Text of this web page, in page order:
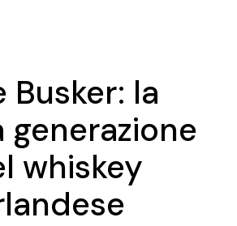
Busker: la
generazione
whiskey